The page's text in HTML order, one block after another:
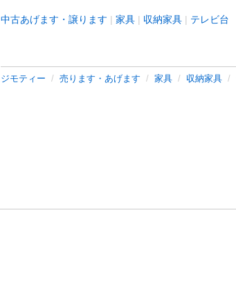
中古あげます・譲ります 家具 収納家具 テレビ台
ジモティー 売ります・あげます 家具 収納家具